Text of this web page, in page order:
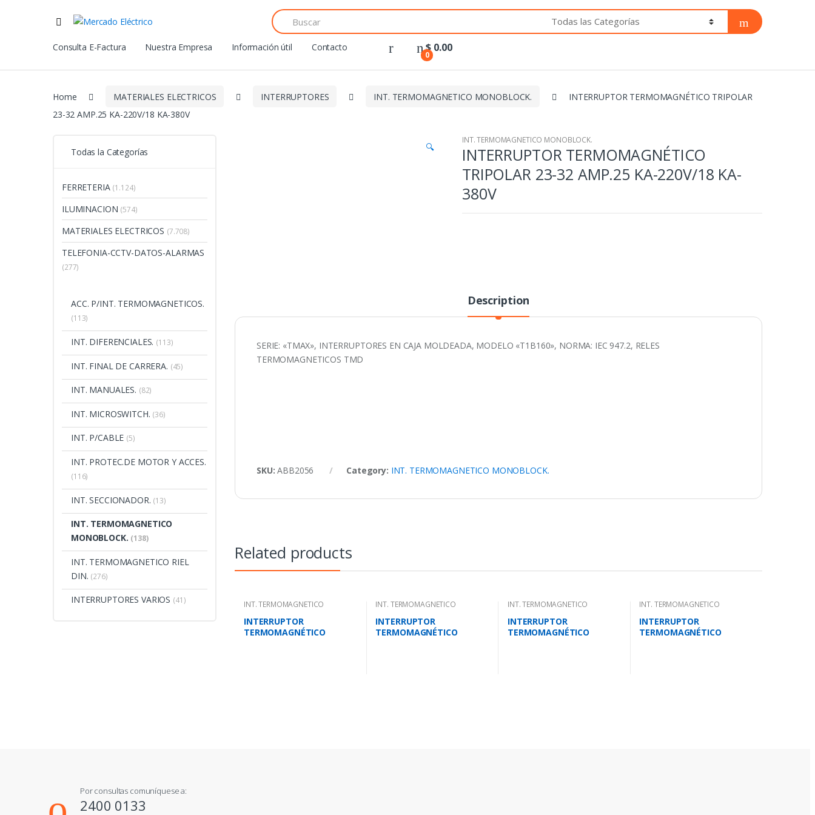
Search
for:
Consulta E-Factura
Nuestra Empresa Información útil Contacto
0
$ 0.00
Home MATERIALES ELECTRICOS INTERRUPTORES INT. TERMOMAGNETICO MONOBLOCK.
INTERRUPTOR TERMOMAGNÉTICO TRIPOLAR
23-32 AMP.25 KA-220V/18 KA-380V
🔍
INT. TERMOMAGNETICO MONOBLOCK.
INTERRUPTOR TERMOMAGNÉTICO
TRIPOLAR 23-32 AMP.25 KA-220V/18 KA-
380V
Description
SERIE: «TMAX», INTERRUPTORES EN CAJA MOLDEADA, MODELO «T1B160», NORMA: IEC 947.2, RELES
TERMOMAGNETICOS TMD
SKU:ABB2056 Category: INT. TERMOMAGNETICO MONOBLOCK.
Related products
INT. TERMOMAGNETICO
INTERRUPTOR
TERMOMAGNÉTICO
INT. TERMOMAGNETICO
INTERRUPTOR
TERMOMAGNÉTICO
INT. TERMOMAGNETICO
INTERRUPTOR
TERMOMAGNÉTICO
INT. TERMOMAGNETICO
INTERRUPTOR
TERMOMAGNÉTICO
Todas la Categorías
FERRETERIA (1.124)
ILUMINACION (574)
MATERIALES ELECTRICOS (7.708)
TELEFONIA-CCTV-DATOS-ALARMAS
(277)
ACC. P/INT. TERMOMAGNETICOS.
(113)
INT. DIFERENCIALES. (113)
INT. FINAL DE CARRERA. (45)
INT. MANUALES. (82)
INT. MICROSWITCH. (36)
INT. P/CABLE (5)
INT. PROTEC.DE MOTOR Y ACCES.
(116)
INT. SECCIONADOR. (13)
INT. TERMOMAGNETICO
MONOBLOCK. (138)
INT. TERMOMAGNETICO RIEL
DIN. (276)
INTERRUPTORES VARIOS (41)
Por consultas comuníquese a:
2400 0133